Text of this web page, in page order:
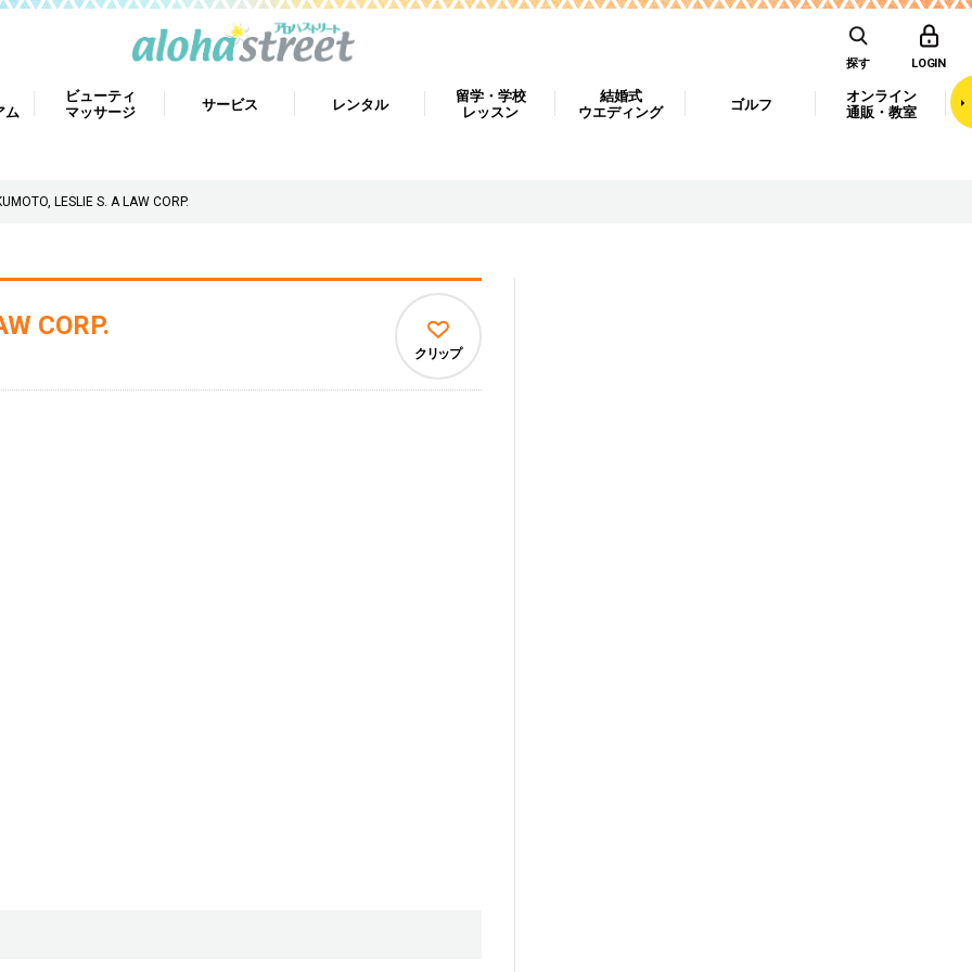
探す LOGIN
ム
ビューティ
マッサージ
サービス レンタル
留学・学校
レッスン
結婚式
ウエディング
ゴルフ
オンライン
通販・教室
LESLIE S. A LAW CORP.
CORP.
クリップ